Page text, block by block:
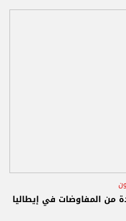
من المفاوضات في إيطاليا